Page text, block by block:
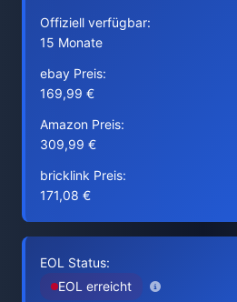
Offiziell verfügbar:
15 Monate
ebay Preis:
169,99 €
Amazon Preis:
309,99 €
bricklink Preis:
171,08 €
EOL Status:
EOL erreicht